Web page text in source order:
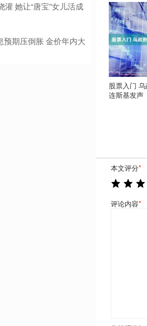
股票入门
连斯基发声
本文评分*
评论内容*
她让“唐宝”女儿活成
预期压倒胀 金价年内大